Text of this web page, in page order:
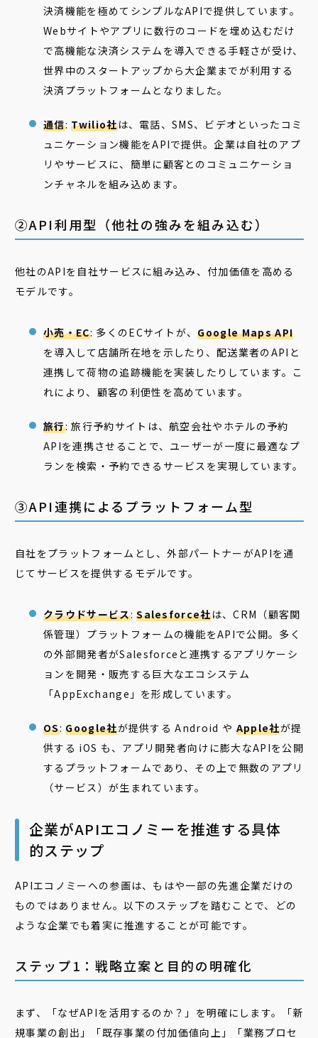
決済機能を極めてシンプルなAPIで提供しています。
Webサイトやアプリに数行のコードを埋め込むだけ
で高機能な決済システムを導入できる手軽さが受け、
世界中のスタートアップから大企業までが利用する
決済プラットフォームとなりました。
通信:Twilio社は、電話、SMS、ビデオといったコミ
ュニケーション機能をAPIで提供。企業は自社のアプ
リやサービスに、簡単に顧客とのコミュニケーショ
ンチャネルを組み込めます。
②API利用型（他社の強みを組み込む）
他社のAPIを自社サービスに組み込み、付加価値を高める
モデルです。
小売・EC: 多くのECサイトが、Google Maps API
を導入して店舗所在地を示したり、配送業者のAPIと
連携して荷物の追跡機能を実装したりしています。こ
れにより、顧客の利便性を高めています。
旅行: 旅行予約サイトは、航空会社やホテルの予約
APIを連携させることで、ユーザーが一度に最適なプ
ランを検索・予約できるサービスを実現しています。
③API連携によるプラットフォーム型
自社をプラットフォームとし、外部パートナーがAPIを通
じてサービスを提供するモデルです。
クラウドサービス:Salesforce社は、CRM（顧客関
係管理）プラットフォームの機能をAPIで公開。多く
の外部開発者がSalesforceと連携するアプリケーシ
ョンを開発・販売する巨大なエコシステム
「AppExchange」を形成しています。
OS:Google社が提供する Android や Apple社が提
供する iOS も、アプリ開発者向けに膨大なAPIを公開
するプラットフォームであり、その上で無数のアプリ
（サービス）が生まれています。
企業がAPIエコノミーを推進する具体
的ステップ
APIエコノミーへの参画は、もはや一部の先進企業だけの
ものではありません。以下のステップを踏むことで、どの
ような企業でも着実に推進することが可能です。
ステップ1：戦略立案と目的の明確化
まず、「なぜAPIを活用するのか？」を明確にします。「新
規事業の創出」「既存事業の付加価値向上」「業務プロセ